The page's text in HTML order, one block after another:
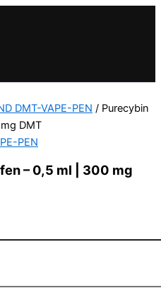
DMT-VAPE-PEN / Purecybin
DMT
PEN
– 0,5 ml | 300 mg